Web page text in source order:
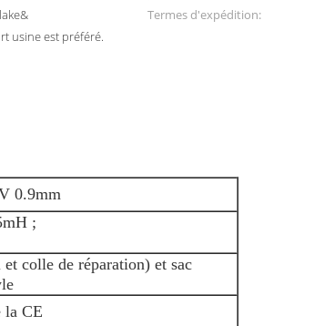
Termes d'expédition:
usine est préféré.
0.9mm
;
colle de réparation) et sac
la CE